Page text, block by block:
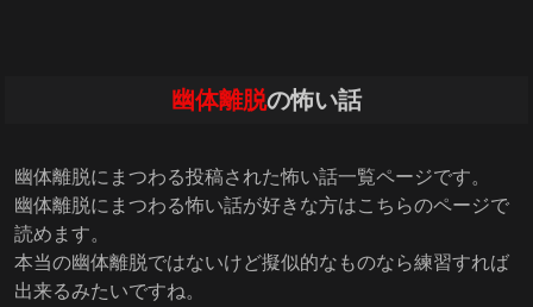
幽体離脱の怖い話
幽体離脱にまつわる投稿された怖い話一覧ページです。
幽体離脱にまつわる怖い話が好きな方はこちらのページで
読めます。
本当の幽体離脱ではないけど擬似的なものなら練習すれば
出来るみたいですね。